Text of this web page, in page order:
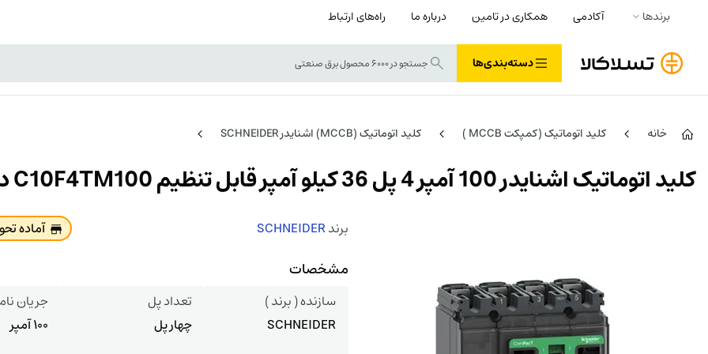
برندها آکادمی همکاری در تامین درباره ما راه‌های ارتباط
دسته‌بندی‌ها
خانه کلید اتوماتیک (کمپکت MCCB ) کلید اتوماتیک (MCCB) اشنایدر SCHNEIDER
کلید اتوماتیک اشنایدر 100 آمپر 4 پل 36 کیلو آمپر قابل تنظیم C10F4TM100 دارای حفاظت جریان نشتی
برندSCHNEIDER آماده
مشخصات
سازنده ( برند )
SCHNEIDER
تعداد پل
چهار پل
جریان
100 آمپر